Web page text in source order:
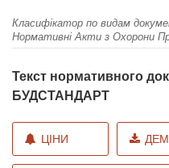
Класифікатор по видам
Нормативні Акти з Охорони
Текст нормативного
БУДСТАНДАРТ
ЦІНИ